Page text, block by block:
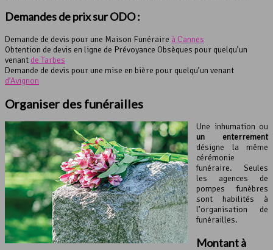
Demandes de prix sur ODO :
Demande de devis pour une Maison Funéraire à Cannes
Obtention de devis en ligne de Prévoyance Obsèques pour quelqu’un
venant de Tarbes
Demande de devis pour une mise en bière pour quelqu’un venant
d’Avignon
Organiser des funérailles
Une inhumation ou
un enterrement
désigne la même
cérémonie
funéraire. Seules
les agences de
pompes funèbres
sont habilités à
l’organisation de
funérailles.
Montant à